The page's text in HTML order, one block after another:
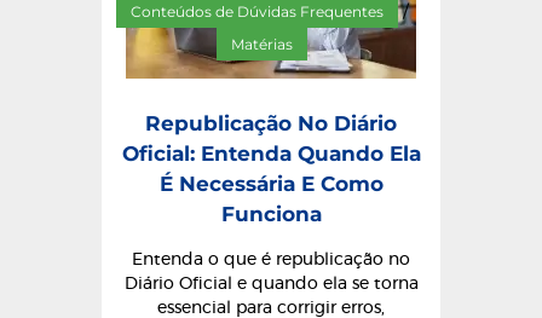
Conteúdos de Dúvidas Frequentes /
Matérias
Republicação No Diário
Oficial: Entenda Quando Ela
É Necessária E Como
Funciona
Entenda o que é republicação no
Diário Oficial e quando ela se torna
essencial para corrigir erros,